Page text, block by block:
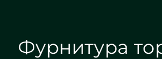
Фурнитура